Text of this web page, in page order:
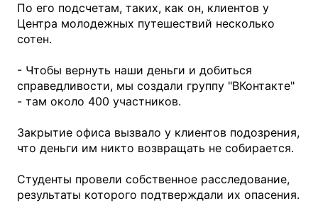
По его подсчетам, таких, как он, клиентов у
Центра молодежных путешествий несколько
сотен.
- Чтобы вернуть наши деньги и добиться
справедливости, мы создали группу "ВКонтакте"
- там около 400 участников.
Закрытие офиса вызвало у клиентов подозрения,
что деньги им никто возвращать не собирается.
Студенты провели собственное расследование,
результаты которого подтверждали их опасения.